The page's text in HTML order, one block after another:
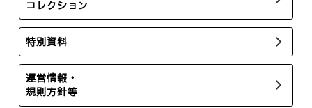
コレクション
特別資料
運営情報・
規則方針等